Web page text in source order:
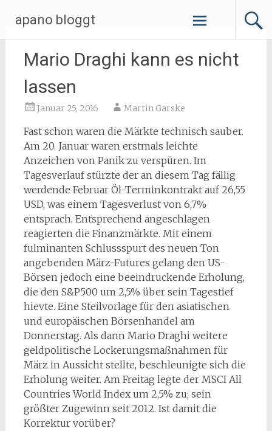
Inhalt
springen
apano bloggt
Mario Draghi kann es nicht
lassen
Januar 25, 2016 Martin Garske
Fast schon waren die Märkte technisch sauber.
Am 20. Januar waren erstmals leichte
Anzeichen von Panik zu verspüren. Im
Tagesverlauf stürzte der an diesem Tag fällig
werdende Februar Öl-Terminkontrakt auf 26,55
USD, was einem Tagesverlust von 6,7%
entsprach. Entsprechend angeschlagen
reagierten die Finanzmärkte. Mit einem
fulminanten Schlussspurt des neuen Ton
angebenden März-Futures gelang den US-
Börsen jedoch eine beeindruckende Erholung,
die den S&P500 um 2,5% über sein Tagestief
hievte. Eine Steilvorlage für den asiatischen
und europäischen Börsenhandel am
Donnerstag. Als dann Mario Draghi weitere
geldpolitische Lockerungsmaßnahmen für
März in Aussicht stellte, beschleunigte sich die
Erholung weiter. Am Freitag legte der MSCI All
Countries World Index um 2,5% zu; sein
größter Zugewinn seit 2012. Ist damit die
Korrektur vorüber?